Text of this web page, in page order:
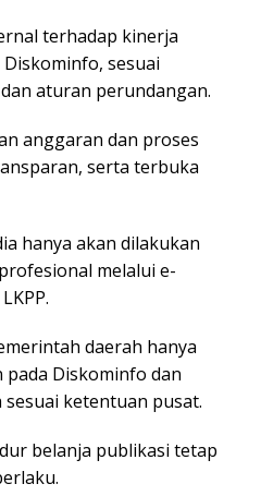
terhadap kinerja
sesuai
aturan perundangan.
anggaran dan proses
serta terbuka
hanya akan dilakukan
melalui e-
daerah hanya
Diskominfo dan
ketentuan pusat.
belanja publikasi tetap